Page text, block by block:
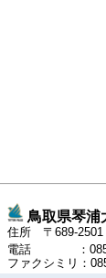
鳥取県琴浦
住所 〒689-2501
電話 ：0858-
ファクシミリ：